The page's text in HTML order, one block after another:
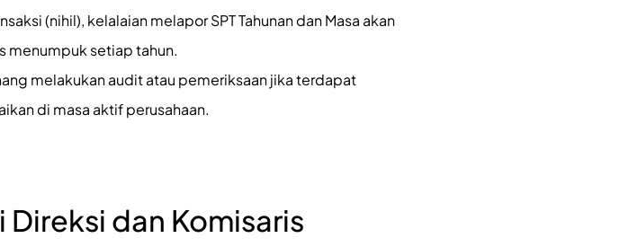
(nihil), kelalaian melapor SPT Tahunan dan Masa akan
menumpuk setiap tahun.
melakukan audit atau pemeriksaan jika terdapat
di masa aktif perusahaan.
dan Komisaris